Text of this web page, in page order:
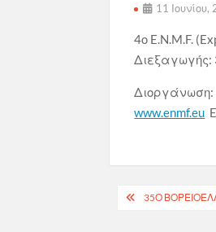
11 Ιουνίου,
4ο E.N.M.F.
Διεξαγωγής:
Διοργάνωση:
www.enmf.eu
35Ο